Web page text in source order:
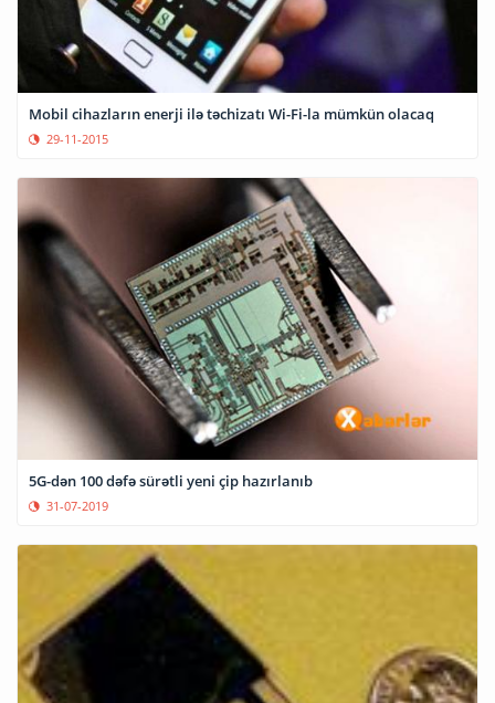
Mobil cihazların enerji ilə təchizatı Wi-Fi-la mümkün olacaq
29-11-2015
5G-dən 100 dəfə sürətli yeni çip hazırlanıb
31-07-2019